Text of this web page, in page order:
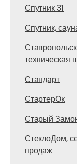
Спутник 31
Спутник,
Стандарт
СтартерОк
Старый
СтеклоДом,
продаж